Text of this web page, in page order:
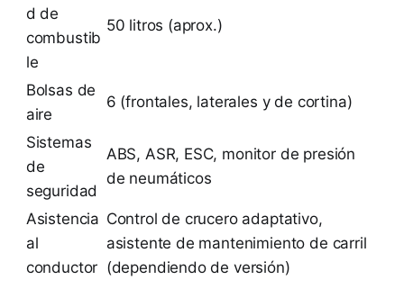
d de
combustib
le
50 litros (aprox.)
Bolsas de
aire
6 (frontales, laterales y de cortina)
Sistemas
de
seguridad
ABS, ASR, ESC, monitor de presión
de neumáticos
Asistencia
al
conductor
Control de crucero adaptativo,
asistente de mantenimiento de carril
(dependiendo de versión)